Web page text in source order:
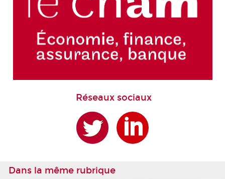
Réseaux sociaux
Dans la même rubrique